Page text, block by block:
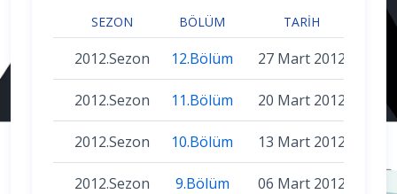
SEZON BÖLÜM TARIH
2012.Sezon 12.Bölüm 27 Mart 2012
2012.Sezon 11.Bölüm 20 Mart 2012
2012.Sezon 10.Bölüm 13 Mart 2012
2012.Sezon 9.Bölüm 06 Mart 2012